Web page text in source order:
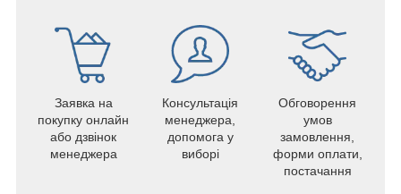
Заявка на
покупку онлайн
або дзвінок
менеджера
Консультація
менеджера,
допомога у
виборі
Обговорення
умов
замовлення,
форми оплати,
постачання